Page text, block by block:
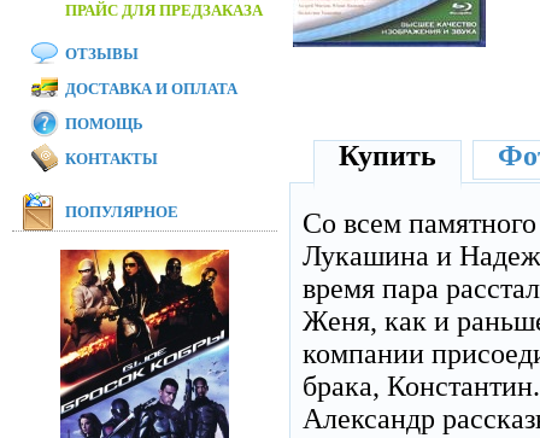
Купить
Со всем
Лукашина и
время пара
Женя, как и
компании
брака,
Александр
ПРАЙС ДЛЯ ПРЕДЗАКАЗА
ОТЗЫВЫ
ДОСТАВКА И ОПЛАТА
ПОМОЩЬ
КОНТАКТЫ
ПОПУЛЯРНОЕ